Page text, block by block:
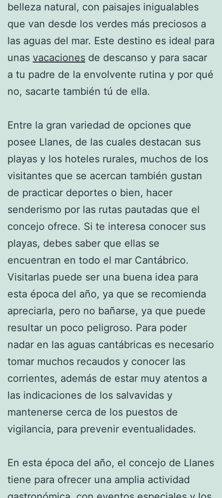
belleza natural, con paisajes inigualables
que van desde los verdes más preciosos a
las aguas del mar. Este destino es ideal para
unas vacaciones de descanso y para sacar
a tu padre de la envolvente rutina y por qué
no, sacarte también tú de ella.
Entre la gran variedad de opciones que
posee Llanes, de las cuales destacan sus
playas y los hoteles rurales, muchos de los
visitantes que se acercan también gustan
de practicar deportes o bien, hacer
senderismo por las rutas pautadas que el
concejo ofrece. Si te interesa conocer sus
playas, debes saber que ellas se
encuentran en todo el mar Cantábrico.
Visitarlas puede ser una buena idea para
esta época del año, ya que se recomienda
apreciarla, pero no bañarse, ya que puede
resultar un poco peligroso. Para poder
nadar en las aguas cantábricas es necesario
tomar muchos recaudos y conocer las
corrientes, además de estar muy atentos a
las indicaciones de los salvavidas y
mantenerse cerca de los puestos de
vigilancia, para prevenir eventualidades.
En esta época del año, el concejo de Llanes
tiene para ofrecer una amplia actividad